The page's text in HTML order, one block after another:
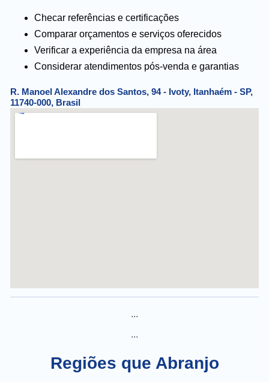
Checar referências e certificações
Comparar orçamentos e serviços oferecidos
Verificar a experiência da empresa na área
Considerar atendimentos pós-venda e garantias
R. Manoel Alexandre dos Santos, 94 - Ivoty, Itanhaém - SP,
11740-000, Brasil
...
...
Regiões que Abranjo